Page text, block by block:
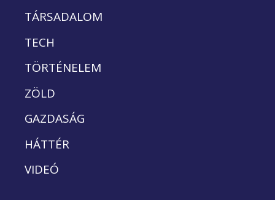
TÁRSADALOM
TECH
TÖRTÉNELEM
ZÖLD
GAZDASÁG
HÁTTÉR
VIDEÓ